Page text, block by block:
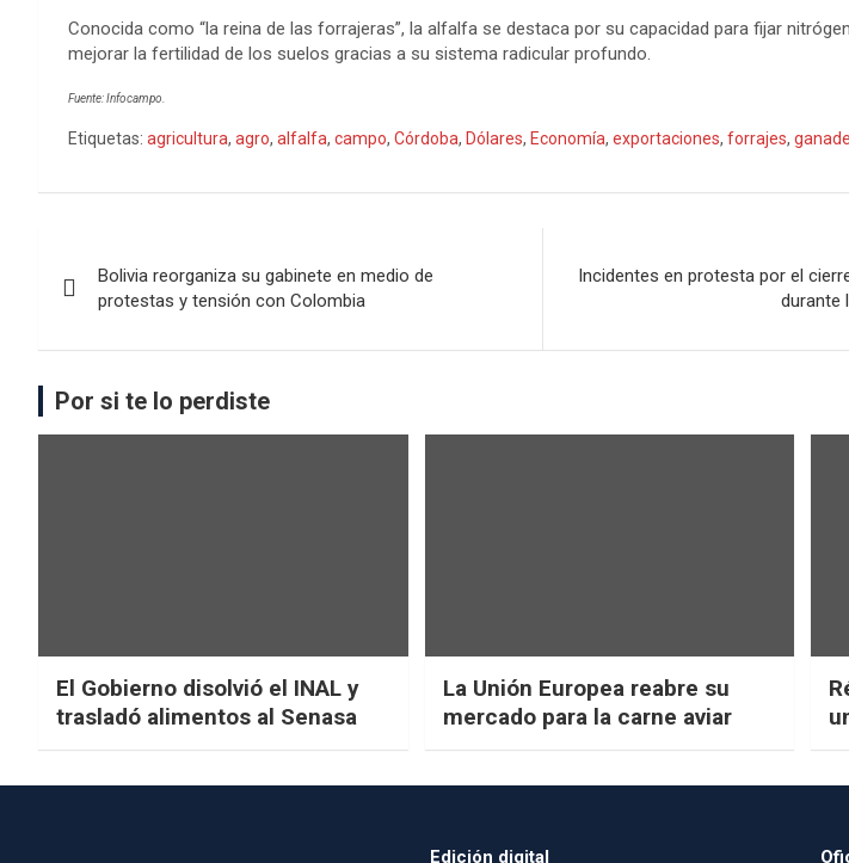
Conocida como “la reina de las forrajeras”, la alfalfa se destaca por su capacidad para fijar
mejorar la fertilidad de los suelos gracias a su sistema radicular profundo.
Fuente: Infocampo.
Etiquetas: agricultura, agro, alfalfa, campo, Córdoba, Dólares, Economía, exportaciones, forrajes,
Bolivia reorganiza su gabinete en medio de
protestas y tensión con Colombia
Incidentes en protesta por el
durante
Por si te lo perdiste
El Gobierno disolvió el INAL y
trasladó alimentos al Senasa
La Unión Europea reabre su
mercado para la carne aviar
Edición digital